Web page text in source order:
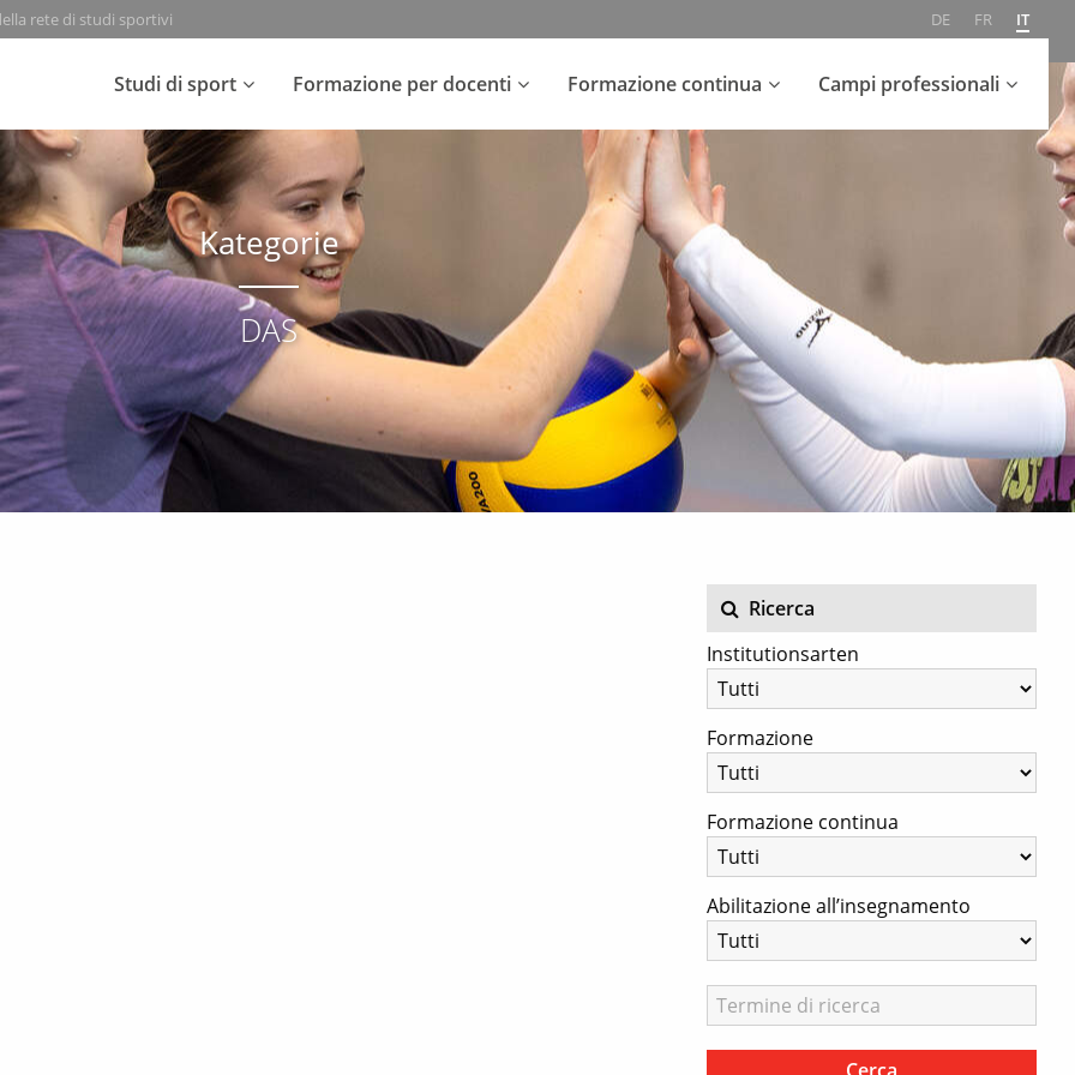
DE FR IT
rete di studi sportivi
Studi di sport Formazione per docenti Formazione continua Campi professionali
Kategorie
DAS
Ricerca
Institutionsarten
Formazione
Formazione continua
Abilitazione all’insegnamento